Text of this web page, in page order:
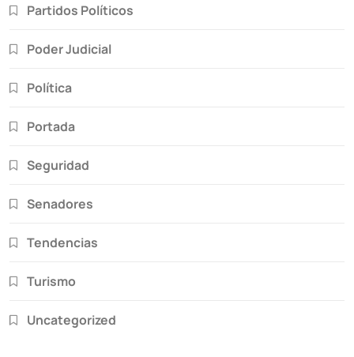
Partidos Políticos
Poder Judicial
Política
Portada
Seguridad
Senadores
Tendencias
Turismo
Uncategorized